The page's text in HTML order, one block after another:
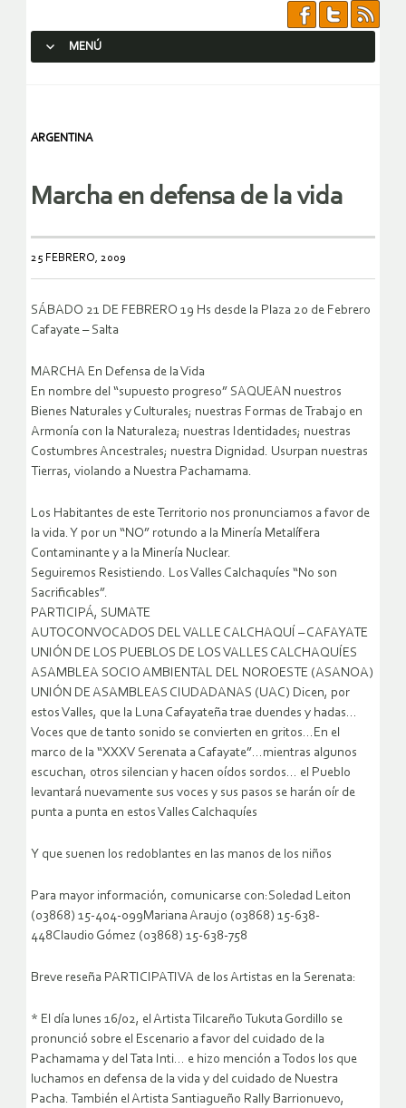
MENÚ
ARGENTINA
Marcha en defensa de la vida
25 FEBRERO, 2009
SÁBADO 21 DE FEBRERO 19 Hs desde la Plaza 20 de Febrero
Cafayate – Salta
MARCHA En Defensa de la Vida
En nombre del “supuesto progreso” SAQUEAN nuestros
Bienes Naturales y Culturales; nuestras Formas de Trabajo en
Armonía con la Naturaleza; nuestras Identidades; nuestras
Costumbres Ancestrales; nuestra Dignidad. Usurpan nuestras
Tierras, violando a Nuestra Pachamama.
Los Habitantes de este Territorio nos pronunciamos a favor de
la vida. Y por un “NO” rotundo a la Minería Metalífera
Contaminante y a la Minería Nuclear.
Seguiremos Resistiendo. Los Valles Calchaquíes “No son
Sacrificables”.
PARTICIPÁ, SUMATE
AUTOCONVOCADOS DEL VALLE CALCHAQUÍ – CAFAYATE
UNIÓN DE LOS PUEBLOS DE LOS VALLES CALCHAQUÍES
ASAMBLEA SOCIO AMBIENTAL DEL NOROESTE (ASANOA)
UNIÓN DE ASAMBLEAS CIUDADANAS (UAC) Dicen, por
estos Valles, que la Luna Cafayateña trae duendes y hadas…
Voces que de tanto sonido se convierten en gritos…En el
marco de la “XXXV Serenata a Cafayate”…mientras algunos
escuchan, otros silencian y hacen oídos sordos… el Pueblo
levantará nuevamente sus voces y sus pasos se harán oír de
punta a punta en estos Valles Calchaquíes
Y que suenen los redoblantes en las manos de los niños
Para mayor información, comunicarse con:Soledad Leiton
(03868) 15-404-099Mariana Araujo (03868) 15-638-
448Claudio Gómez (03868) 15-638-758
Breve reseña PARTICIPATIVA de los Artistas en la Serenata:
* El día lunes 16/02, el Artista Tilcareño Tukuta Gordillo se
pronunció sobre el Escenario a favor del cuidado de la
Pachamama y del Tata Inti… e hizo mención a Todos los que
luchamos en defensa de la vida y del cuidado de Nuestra
Pacha. También el Artista Santiagueño Rally Barrionuevo,